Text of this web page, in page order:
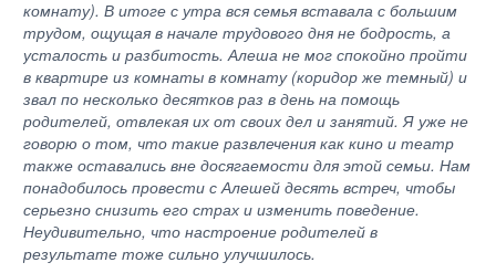
комнату). В итоге с утра вся семья вставала с большим
трудом, ощущая в начале трудового дня не бодрость, а
усталость и разбитость. Алеша не мог спокойно пройти
в квартире из комнаты в комнату (коридор же темный) и
звал по несколько десятков раз в день на помощь
родителей, отвлекая их от своих дел и занятий. Я уже не
говорю о том, что такие развлечения как кино и театр
также оставались вне досягаемости для этой семьи. Нам
понадобилось провести с Алешей десять встреч, чтобы
серьезно снизить его страх и изменить поведение.
Неудивительно, что настроение родителей в
результате тоже сильно улучшилось.